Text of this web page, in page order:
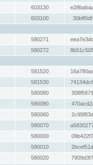
603130
603100
580271
580272
581520
581530
580080
580090
580060
580070
580000
580010
580020